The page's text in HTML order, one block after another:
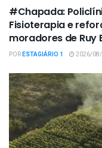
#Chapada:
Fisioterapia e
moradores de Ruy
PORESTAGIÁRIO 1 2026/